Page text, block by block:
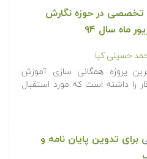
تخصصی در حوزه نگارش
ماه سال ۹۴
حسینی کیا
پروژه همگانی سازی آموزش
را داشته است که مورد استقبال
تدوین پایان نامه و